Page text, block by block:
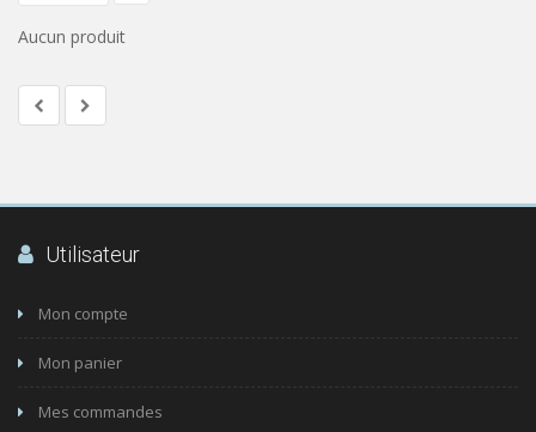
Aucun produit
Utilisateur
Mon compte
Mon panier
Mes commandes